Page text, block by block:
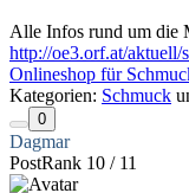
Alle Infos rund um die
http://oe3.orf.at/aktuell/
Onlineshop für
Kategorien: Schmuck
0
Dagmar
PostRank 10 / 11